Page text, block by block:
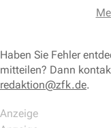
Haben Sie Fehler
mitteilen? Dann
redaktion@zfk.de.